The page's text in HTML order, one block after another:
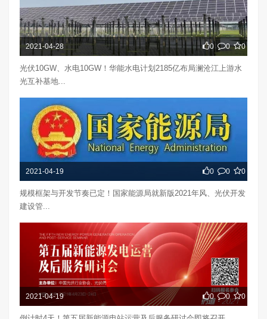
2021-04-28 0 0 0
光伏10GW、水电10GW！华能水电计划2185亿布局澜沧江上游水
光互补基地...
2021-04-19 0 0 0
规模框架与开发节奏已定！国家能源局就新版2021年风、光伏开发
建设管...
2021-04-19 0 0 0